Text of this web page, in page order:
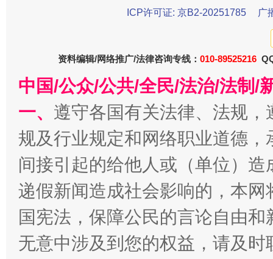
揭开“小金库”的免责幌子
ICP许可证: 京B2-20251785
广
资料编辑/网络推广/法律咨询专线： 010-89525216
中国/公众/公共/全民/法治/法制/
一、 遵守各国有关法律、法规
规及行业规定和网络职业道德
间接引起的给他人或（单位）
递假新闻造成社会影响的，本
国宪法，保障公民的言论自由
无意中涉及到您的权益，请及